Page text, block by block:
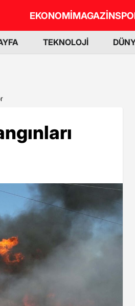
EKONOMİMAGAZİN
TEKNOLOJİ